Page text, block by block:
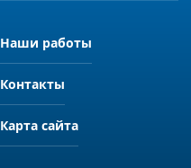
Наши работы
Контакты
Карта сайта